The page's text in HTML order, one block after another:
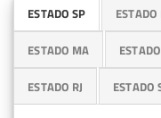
ESTADO SP
ESTADO MA
ESTADO RJ ESTADO